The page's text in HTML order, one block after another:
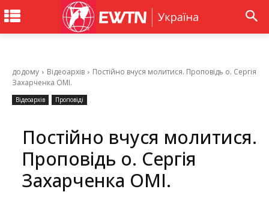
додому Відеоархів
Постійно вчуся молитися. Проповідь о. Сергія
Захарченка ОМІ.
Відеоархів Проповіді
Постійно вчуся молитися.
Проповідь о. Сергія
Захарченка ОМІ.